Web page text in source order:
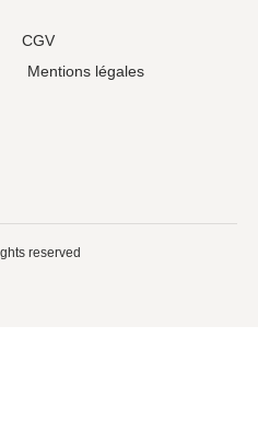
CGV
Mentions légales
reserved